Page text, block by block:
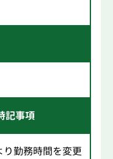
記事項
勤務時間を変更